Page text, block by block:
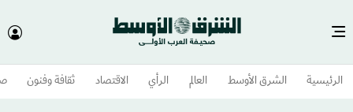
الرئيسية الشرق الأوسط​ العالم الرأي الاقتصاد ثقافة وفنون